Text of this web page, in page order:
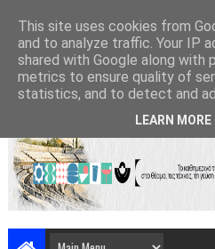
This site uses cookies from
and to analyze traffic. Your IP
shared with Google along with
metrics to ensure quality of
statistics, and to detect and
LEARN MORE